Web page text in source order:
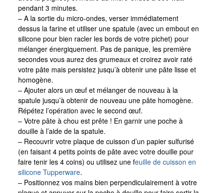
pendant 3 minutes.
– A la sortie du micro-ondes, verser immédiatement
dessus la farine et utiliser une spatule (avec un embout en
silicone pour bien racler les bords de votre pichet) pour
mélanger énergiquement. Pas de panique, les première
secondes vous aurez des grumeaux et croirez avoir raté
votre pâte mais persistez jusqu’à obtenir une pâte lisse et
homogène.
– Ajouter alors un œuf et mélanger de nouveau à la
spatule jusqu’à obtenir de nouveau une pâte homogène.
Répétez l’opération avec le second œuf.
– Votre pâte à chou est prête ! En garnir une poche à
douille à l’aide de la spatule.
– Recouvrir votre plaque de cuisson d’un papier sulfurisé
(en faisant 4 petits points de pâte avec votre douille pour
faire tenir les 4 coins) ou utilisez une feuille de cuisson en
silicone Tupperware.
– Positionnez vos mains bien perpendiculairement à votre